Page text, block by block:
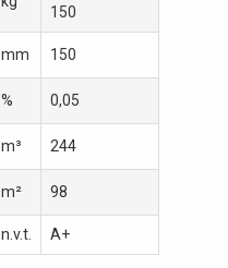
150
mm 150
% 0,05
m³ 244
m² 98
n.v.t. A+